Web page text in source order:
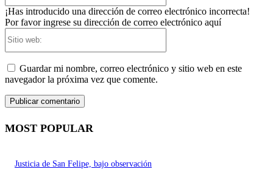
¡Has introducido una dirección de correo electrónico incorrecta!
Por favor ingrese su dirección de correo electrónico aquí
Guardar mi nombre, correo electrónico y sitio web en este
navegador la próxima vez que comente.
MOST POPULAR
Justicia de San Felipe, bajo observación